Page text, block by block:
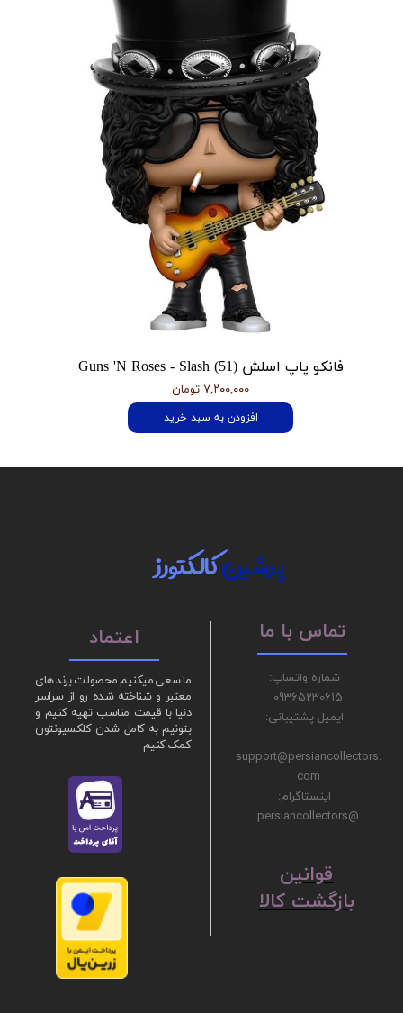
فانکو پاپ اسلش Guns 'N Roses - Slash (51)
۷,۲۰۰,۰۰۰ تومان
افزودن به سبد خرید
ما سعی میکنیم محصولات برند های
معتبر و شناخته شده رو از سراسر
دنیا با قیمت مناسب تهیه کنیم و
بتونیم به کامل شدن کلکسیونتون
کمک کنیم
پرشینکالکتورز
شماره واتساپ:
09365230615
ایمیل پشتیبانی:
support@persiancollectors.
com
اینستاگرام:
@persiancollectors
تماس با ما اعتماد
ق​​​​​​​وانین
بازگشت کالا